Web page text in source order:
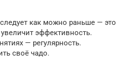
как можно раньше — это
эффективность.
— регулярность.
своё чадо.